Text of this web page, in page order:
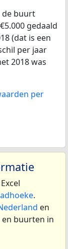
de buurt
gedaald
(dat is een
per jaar
2018 was
per
.
en
en buurten in